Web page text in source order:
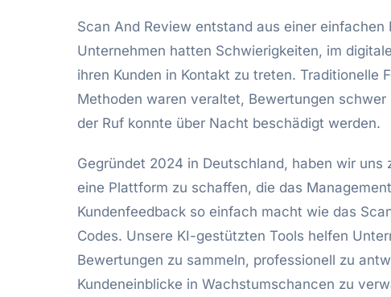
Scan And Review entstand aus einer einfachen
Unternehmen hatten Schwierigkeiten, im
ihren Kunden in Kontakt zu treten. Traditionelle
Methoden waren veraltet, Bewertungen
der Ruf konnte über Nacht beschädigt werden.
Gegründet 2024 in Deutschland, haben wir uns
eine Plattform zu schaffen, die das
Kundenfeedback so einfach macht wie das
Codes. Unsere KI-gestützten Tools helfen
Bewertungen zu sammeln, professionell zu
Kundeneinblicke in Wachstumschancen zu